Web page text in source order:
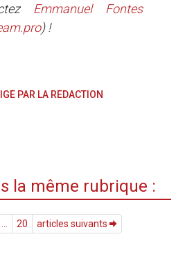
Emmanuel Fontes
) !
PAR LA RÉDACTION
la même rubrique :
20 articles suivants